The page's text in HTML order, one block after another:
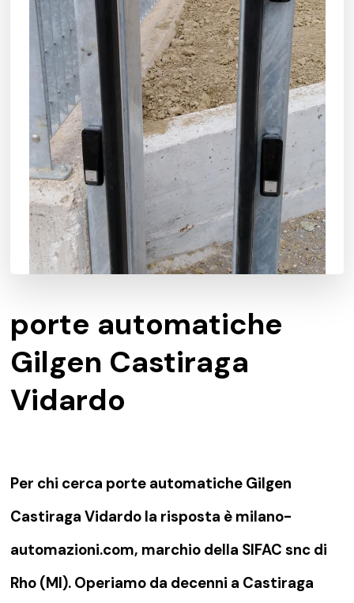
porte automatiche
Gilgen Castiraga
Vidardo
Per chi cerca porte automatiche Gilgen
Castiraga Vidardo la risposta è milano-
automazioni.com, marchio della SIFAC snc di
Rho (MI). Operiamo da decenni a Castiraga